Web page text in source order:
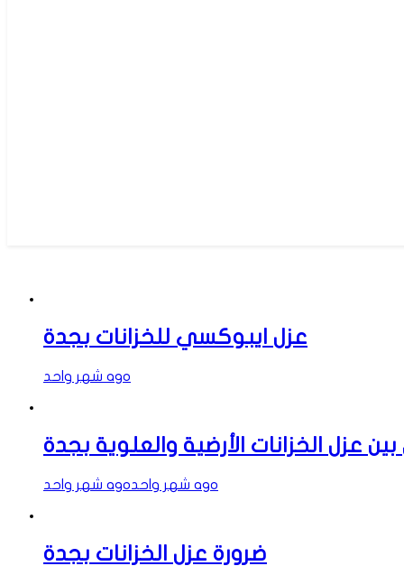
عزل ايبوكسي للخزانات بجدة
شهر واحد ago
بين عزل الخزانات الأرضية والعلوية بجدة
شهر واحد ago شهر واحد ago
ضرورة عزل الخزانات بجدة